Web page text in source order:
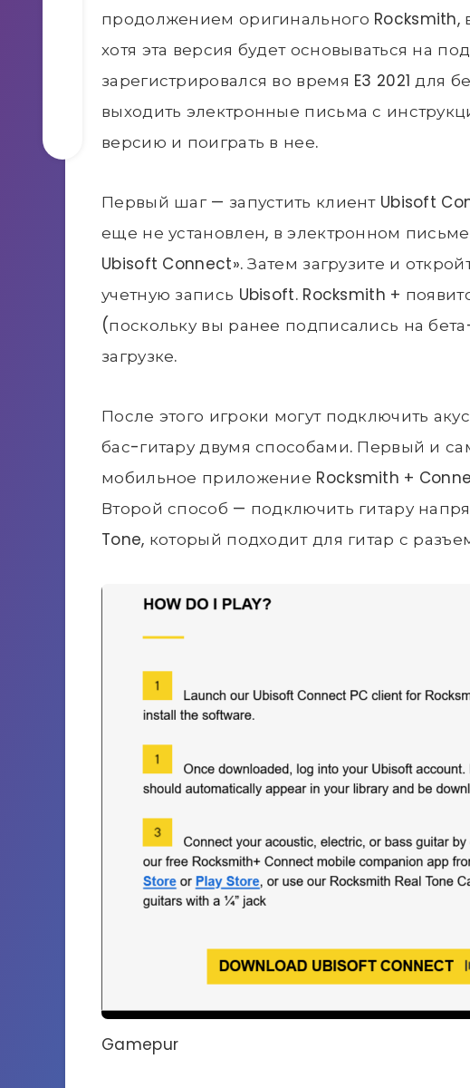
продолжением оригинального Rocksmith,
хотя эта версия будет основываться на
зарегистрировался во время E3 2021 для
выходить электронные письма с
версию и поиграть в нее.
Первый шаг — запустить клиент Ubisoft
еще не установлен, в электронном
Ubisoft Connect». Затем загрузите и
учетную запись Ubisoft. Rocksmith +
(поскольку вы ранее подписались на
загрузке.
После этого игроки могут подключить
бас-гитару двумя способами. Первый и
мобильное приложение Rocksmith +
Второй способ — подключить гитару
Tone, который подходит для гитар с
Gamepur